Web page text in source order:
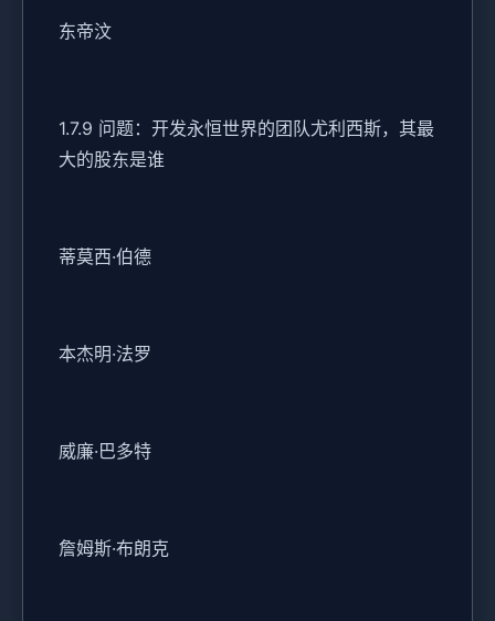
东帝汶
1.7.9 问题：开发永恒世界的团队尤利西斯，其最
大的股东是谁
蒂莫西·伯德
本杰明·法罗
威廉·巴多特
詹姆斯·布朗克